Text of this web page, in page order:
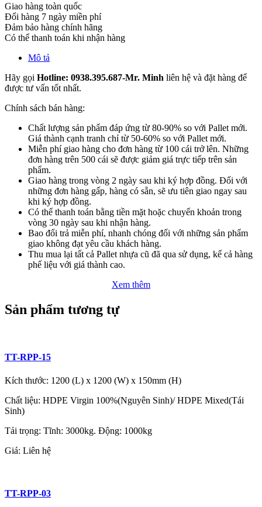
Giao hàng toàn quốc
Đổi hàng 7 ngày miền phí
Đảm bảo hàng chính hãng
Có thể thanh toán khi nhận hàng
Mô tả
Hãy gọi Hotline: 0938.395.687-Mr. Minh liên hệ và đặt hàng để
được tư vấn tốt nhất.
Chính sách bán hàng:
Chất lượng sản phẩm đáp ứng từ 80-90% so với Pallet mới.
Giá thành cạnh tranh chỉ từ 50-60% so với Pallet mới.
Miễn phí giao hàng cho đơn hàng từ 100 cái trở lên. Những
đơn hàng trên 500 cái sẽ được giảm giá trực tiếp trên sản
phẩm.
Giao hàng trong vòng 2 ngày sau khi ký hợp đồng. Đối với
những đơn hàng gấp, hàng có sẵn, sẽ ưu tiên giao ngay sau
khi ký hợp đồng.
Có thể thanh toán bằng tiền mặt hoặc chuyển khoản trong
vòng 30 ngày sau khi nhận hàng.
Bao đổi trả miễn phí, nhanh chóng đối với những sản phẩm
giao không đạt yêu cầu khách hàng.
Thu mua lại tất cả Pallet nhựa cũ đã qua sử dụng, kể cả hàng
phế liệu với giá thành cao.
Xem thêm
Sản phẩm tương tự
TT-RPP-15
Kích thước: 1200 (L) x 1200 (W) x 150mm (H)
Chất liệu: HDPE Virgin 100%(Nguyên Sinh)/ HDPE Mixed(Tái
Sinh)
Tải trọng: Tĩnh: 3000kg. Động: 1000kg
Giá: Liên hệ
TT-RPP-03